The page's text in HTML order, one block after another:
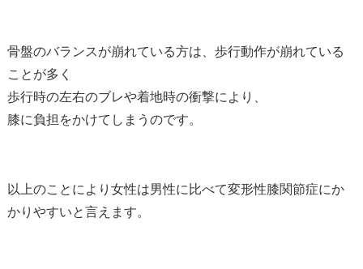
骨盤のバランスが崩れている方は、歩行動作が崩れている
ことが多く
歩行時の左右のブレや着地時の衝撃により、
膝に負担をかけてしまうのです。
以上のことにより女性は男性に比べて変形性膝関節症にか
かりやすいと言えます。